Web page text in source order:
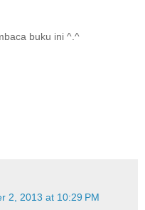
buku ini ^.^
2, 2013 at 10:29 PM